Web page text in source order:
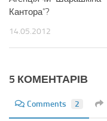
Кантора”?
14.05.2012
5 КОМЕНТАРІВ
Comments 2